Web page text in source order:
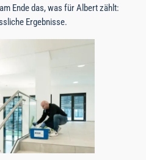
Ende das, was für Albert zählt:
Ergebnisse.